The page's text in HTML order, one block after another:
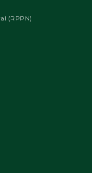
(RPPN)